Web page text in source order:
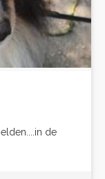
de